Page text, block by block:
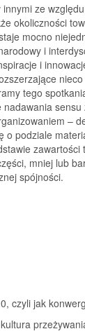
ze
okoliczności
mocno
i
i
tego
–
o podziale
zawartości
mniej lub
spójności.
czyli jak